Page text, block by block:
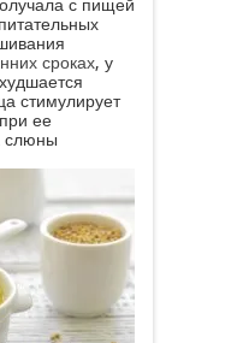
с пищей
сроках, у
стимулирует
ее
слюны